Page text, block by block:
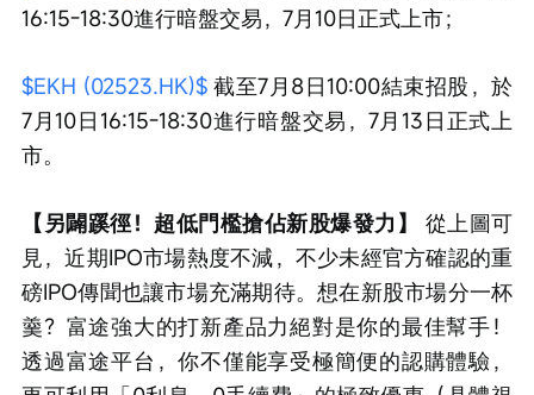
16:15-18:30進行暗盤交易，7月10日正式上市；
$EKH (02523.HK)$ 截至7月8日10:00結束招股，於
7月10日16:15-18:30進行暗盤交易，7月13日正式上
市。
【另闢蹊徑！超低門檻搶佔新股爆發力】
從上圖可
見，近期IPO市場熱度不減，不少未經官方確認的重
磅IPO傳聞也讓市場充滿期待。想在新股市場分一杯
羹？富途強大的打新產品力絕對是你的最佳幫手！
透過富途平台，你不僅能享受極簡便的認購體驗，